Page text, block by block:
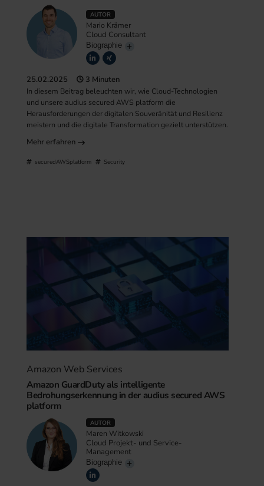
AUTOR
Mario Krämer
Cloud Consultant
Biographie
25.02.2025 3 Minuten
In diesem Beitrag beleuchten wir, wie Cloud-Technologien
und unsere audius secured AWS platform die
Herausforderungen der digitalen Souveränität und Resilienz
meistern und die digitale Transformation gezielt unterstützen.
Mehr erfahren
securedAWSplatform Security
Amazon Web Services
Amazon GuardDuty als intelligente
Bedrohungserkennung in der audius secured AWS
platform
AUTOR
Maren Witkowski
Cloud Projekt- und Service-
Management
Biographie